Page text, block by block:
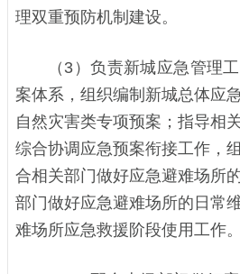
理双重预防机制建设。
（3）负责新城应急管理
案体系，组织编制新城总体应
自然灾害类专项预案；指导相
综合协调应急预案衔接工作，
合相关部门做好应急避难场所
部门做好应急避难场所的日常
难场所应急救援阶段使用工作。